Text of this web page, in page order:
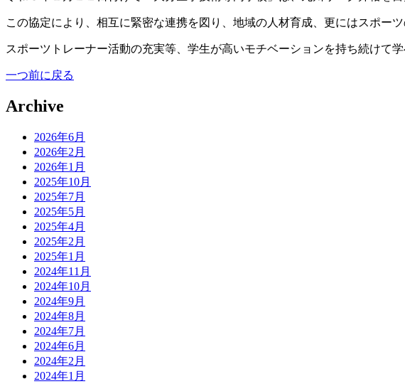
この協定により、相互に緊密な連携を図り、地域の人材育成、更にはスポー
スポーツトレーナー活動の充実等、学生が高いモチベーションを持ち続けて
一つ前に戻る
Archive
2026年6月
2026年2月
2026年1月
2025年10月
2025年7月
2025年5月
2025年4月
2025年2月
2025年1月
2024年11月
2024年10月
2024年9月
2024年8月
2024年7月
2024年6月
2024年2月
2024年1月